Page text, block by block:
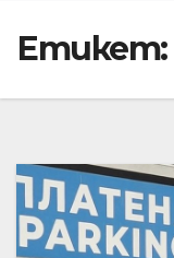
Етикет: